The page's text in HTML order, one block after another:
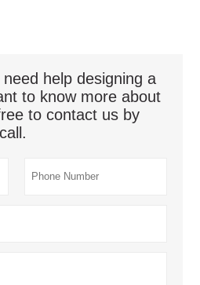
help designing a
to know more about
to contact us by